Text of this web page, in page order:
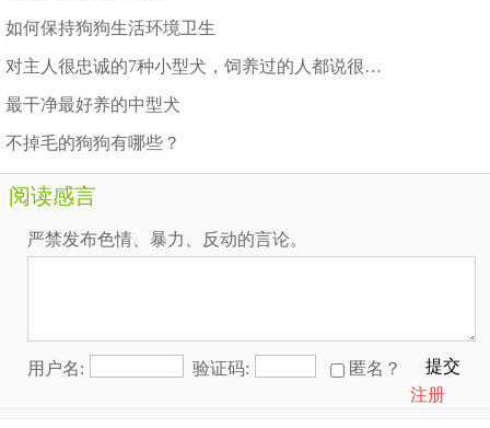
如何保持狗狗生活环境卫生
对主人很忠诚的7种小型犬，饲养过的人都说很值得
最干净最好养的中型犬
不掉毛的狗狗有哪些？
阅读感言
严禁发布色情、暴力、反动的言论。
用户名: 验证码: 匿名？
提交
注册